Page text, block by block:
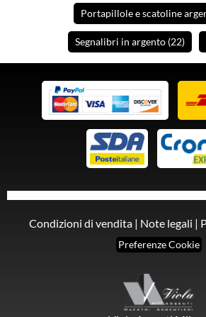
Portapillole e scatoline
Segnalibri in argento (22)
Condizioni di vendita | Note legali |
Preferenze Cookie